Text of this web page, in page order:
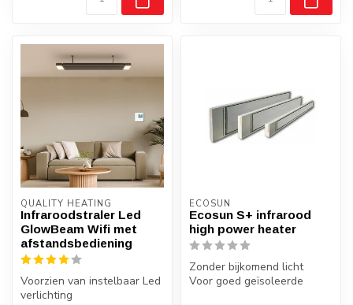
QUALITY HEATING
Infraroodstraler Led
GlowBeam Wifi met
afstandsbediening
Voorzien van instelbaar Led
verlichting
ECOSUN
Ecosun S+ infrarood
high power heater
Zonder bijkomend licht
Voor goed geïsoleerde